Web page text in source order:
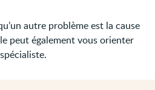
autre problème est la cause
peut également vous orienter